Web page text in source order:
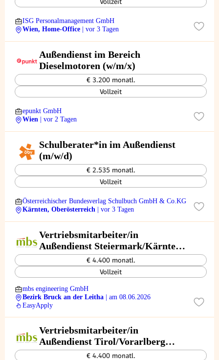
ISG Personalmanagement GmbH
Wien, Home-Office
| vor 3 Tagen
Außendienst im Bereich
Dieselmotoren (w/m/x)
€ 3.200 monatl.
Vollzeit
epunkt GmbH
Wien
| vor 2 Tagen
Schulberater*in im Außendienst
(m/w/d)
€ 2.535 monatl.
Vollzeit
Österreichischer Bundesverlag Schulbuch GmbH & Co.KG
Kärnten, Oberösterreich
| vor 3 Tagen
Vertriebsmitarbeiter/in
Außendienst Steiermark/Kärnten
(w/m/x)
€ 4.400 monatl.
Vollzeit
mbs engineering GmbH
Bezirk Bruck an der Leitha
| am 08.06.2026
EasyApply
Vertriebsmitarbeiter/in
Außendienst Tirol/Vorarlberg
(w/m/x)
€ 4.400 monatl.